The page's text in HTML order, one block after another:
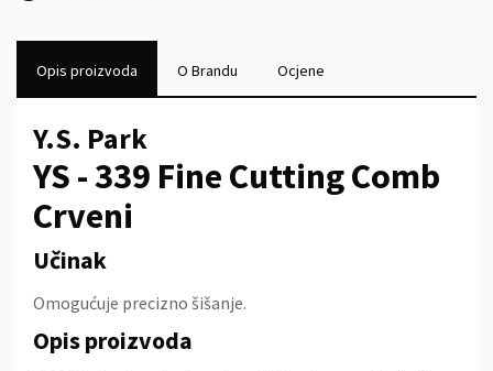
Opis proizvoda O Brandu Ocjene
Y.S. Park
YS - 339 Fine Cutting Comb
Crveni
Učinak
Omogućuje precizno šišanje.
Opis proizvoda